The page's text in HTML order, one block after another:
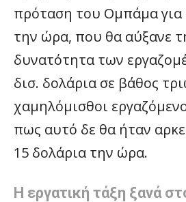
πρόταση του Ομπάμα για
την ώρα, που θα αύξανε
δυνατότητα των
δισ. δολάρια σε βάθος
χαμηλόμισθοι
πως αυτό δε θα ήταν
15 δολάρια την ώρα.
Η εργατική τάξη ξανά